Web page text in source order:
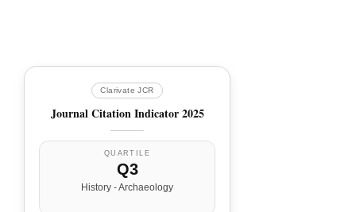
Clarivate JCR
Journal Citation Indicator 2025
QUARTILE
Q3
History - Archaeology